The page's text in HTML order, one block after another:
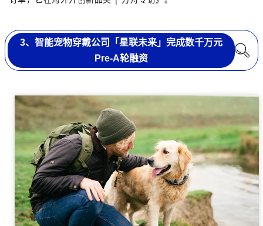
3、智能宠物穿戴公司「星联未来」完成数千万元
Pre‑A轮融资